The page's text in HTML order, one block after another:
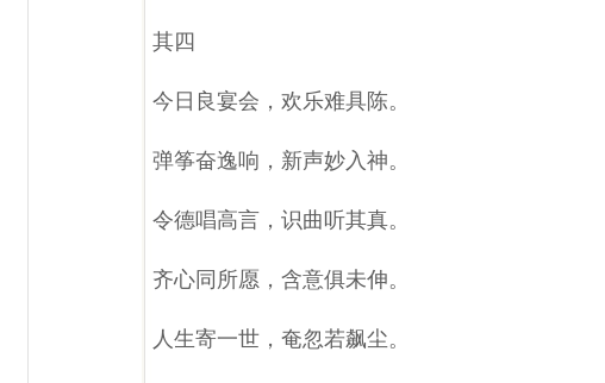
其四
今日良宴会，欢乐难具陈。
弹筝奋逸响，新声妙入神。
令德唱高言，识曲听其真。
齐心同所愿，含意俱未伸。
人生寄一世，奄忽若飙尘。